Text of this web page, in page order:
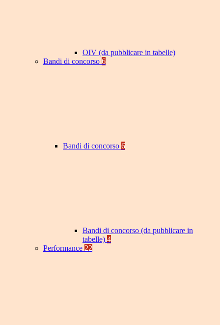
OIV (da pubblicare in tabelle)
Bandi di concorso 6
Bandi di concorso 6
Bandi di concorso (da pubblicare in
tabelle) 4
Performance 22